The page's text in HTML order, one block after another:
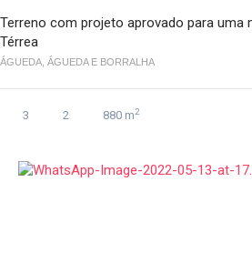
Terreno com projeto aprovado para uma
Térrea
ÁGUEDA, ÁGUEDA E BORRALHA
3 2 880 m2